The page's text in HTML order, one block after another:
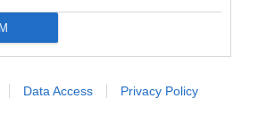
Data Access Privacy Policy
μέδουσες η Κως
για ένα άλλο θέμα που
την επικαιρότητα τις μωβ
ήταν κατηγορηματικός.